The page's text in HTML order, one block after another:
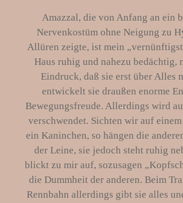
Amazzal, die von Anfang an ein
Nervenkostüm ohne Neigung zu
Allüren zeigte, ist mein
Haus ruhig und nahezu bedächtig,
Eindruck, daß sie erst über Alles
entwickelt sie draußen enorme
Bewegungsfreude. Allerdings wird
verschwendet. Sichten wir auf
ein Kaninchen, so hängen die
der Leine, sie jedoch steht ruhig
blickt zu mir auf, sozusagen
die Dummheit der anderen. Beim
Rennbahn allerdings gibt sie alles